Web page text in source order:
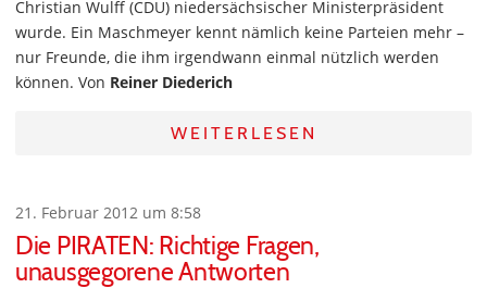
Christian Wulff (CDU) niedersächsischer Ministerpräsident
wurde. Ein Maschmeyer kennt nämlich keine Parteien mehr –
nur Freunde, die ihm irgendwann einmal nützlich werden
können. Von Reiner Diederich
WEITERLESEN
21. Februar 2012 um 8:58
Die PIRATEN: Richtige Fragen,
unausgegorene Antworten